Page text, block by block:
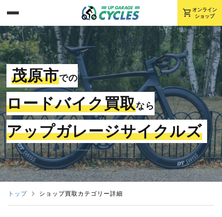
shopping_cart オンライン
ショップ
茂原市での
ロードバイク買取なら
アップガレージサイクルズ
トップ ショップ買取カテゴリー詳細